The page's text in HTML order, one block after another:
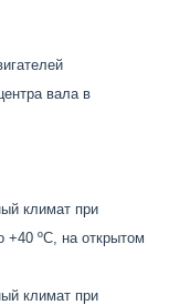
вала в
климат при
+40 ºС, на открытом
климат при